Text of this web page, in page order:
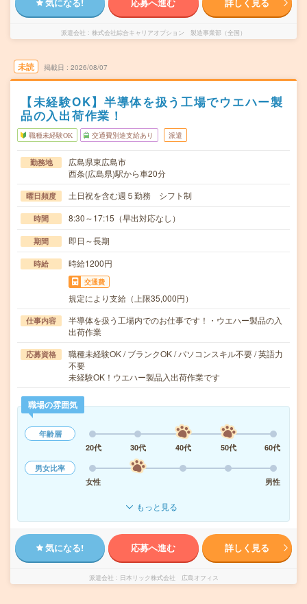
派遣会社 株式会社綜合キャリアオプション 製造事業部（全国）
未読 掲載日 2026/08/07
【未経験OK】半導体を扱う工場でウエハー製
品の入出荷作業！
職種未経験OK 交通費別途支給あり 派遣
勤務地
広島県東広島市
西条(広島県)駅から車20分
曜日頻度 土日祝を含む週５勤務 シフト制
時間 8:30～17:15（早出対応なし）
期間 即日～長期
時給 時給1200円
交通費
規定により支給（上限35,000円）
仕事内容
半導体を扱う工場内でのお仕事です！・ウエハー製品の入
出荷作業
応募資格
職種未経験OK / ブランクOK / パソコンスキル不要 / 英語力
不要
未経験OK！ウエハー製品入出荷作業です
職場の雰囲気
年齢層
20代
30代 40代 50代
60代
男女比率
女性
男性
もっと見る
気になる! 応募へ進む 詳しく見る
派遣会社 日本リック株式会社 広島オフィス